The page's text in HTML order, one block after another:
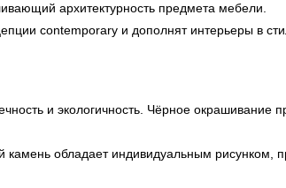
архитектурность предмета мебели.
contemporary и дополнят интерьеры в
и экологичность. Чёрное окрашивание
обладает индивидуальным рисунком,